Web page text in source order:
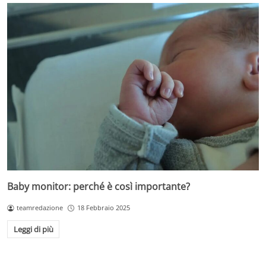
Baby monitor: perché è così importante?
teamredazione 18 Febbraio 2025
Leggi di più